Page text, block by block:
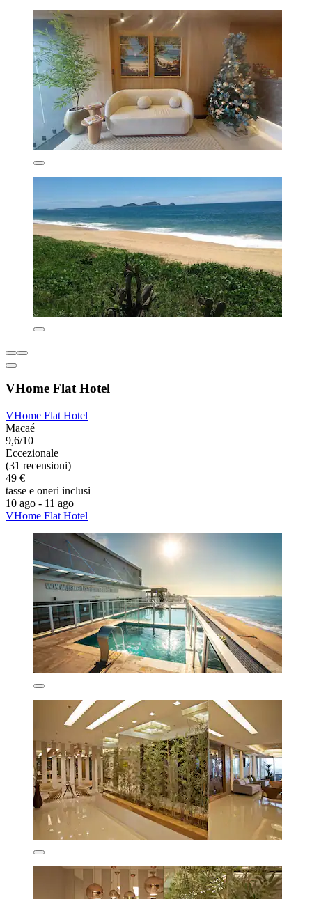
VHome Flat Hotel
VHome Flat Hotel
Macaé
9,6/10
Eccezionale
(31 recensioni)
49 €
tasse e oneri inclusi
10 ago - 11 ago
VHome Flat Hotel